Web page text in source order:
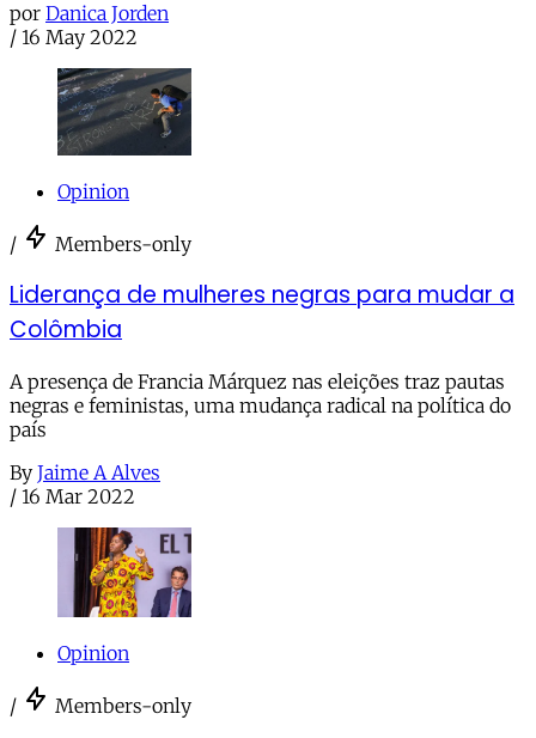
por Danica Jorden
/ 16 May 2022
Opinion
/ Members-only
Liderança de mulheres negras para mudar a
Colômbia
A presença de Francia Márquez nas eleições traz pautas
negras e feministas, uma mudança radical na política do
país
By Jaime A Alves
/ 16 Mar 2022
Opinion
/ Members-only